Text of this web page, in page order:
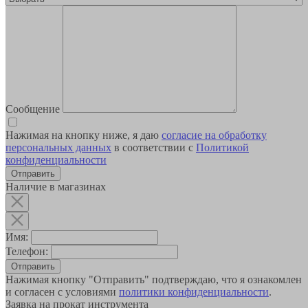
Сообщение
Нажимая на кнопку ниже, я даю согласие на обработку
персональных данных в соответствии с Политикой
конфиденциальности
Наличие в магазинах
Имя:
Телефон:
Отправить
Нажимая кнопку "Отправить" подтверждаю, что я ознакомлен
и согласен с условиями политики конфиденциальности.
Заявка на прокат инструмента